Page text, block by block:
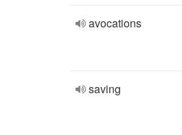
avocations
saving